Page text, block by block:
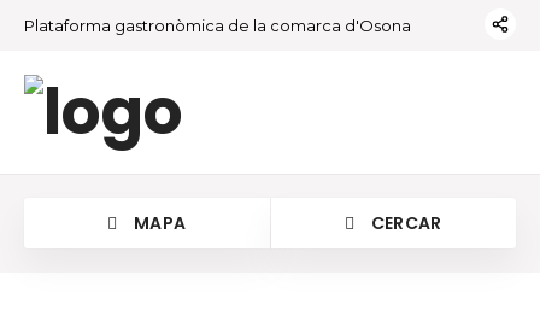
Plataforma gastronòmica de la comarca d'Osona
MAPA CERCAR